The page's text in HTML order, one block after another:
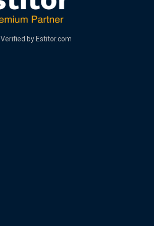
Verified by Estitor.com